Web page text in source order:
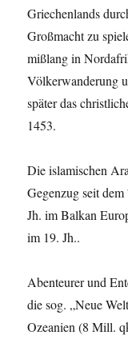
Griechenlands
Großmacht zu
mißlang in
Völkerwanderung
später das
1453.
Die islamischen
Gegenzug seit
Jh. im Balkan
im 19. Jh..
Abenteurer und
die sog. „Neue
Ozeanien (8 Mill.